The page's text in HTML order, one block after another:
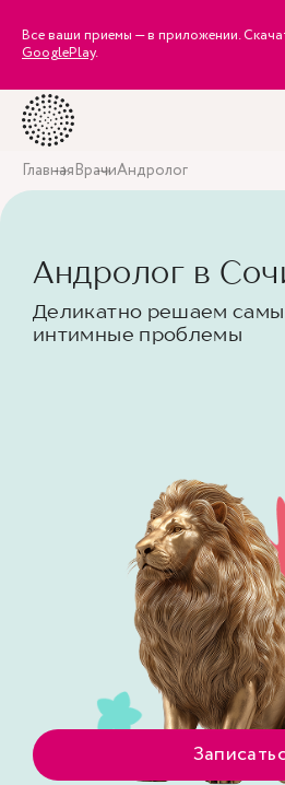
Все ваши приемы — в приложении.
GooglePlay.
ГлавнаяВрачиАндролог
Андролог в
Деликатно решаем
интимные проблемы